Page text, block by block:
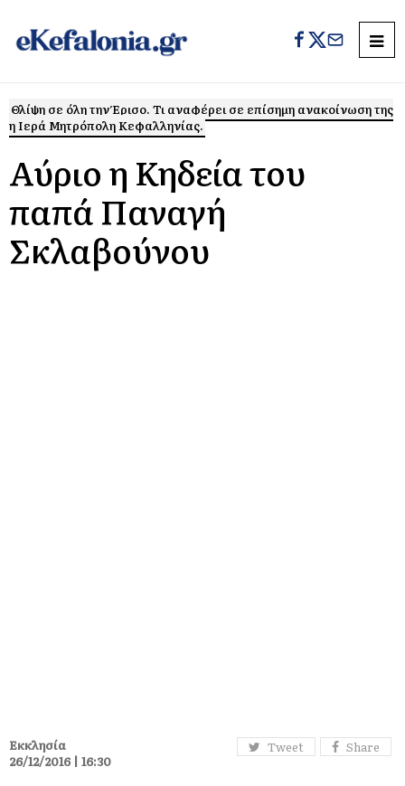
Θλίψη σε όλη την Έρισο. Τι αναφέρει σε επίσημη ανακοίνωση της
η Ιερά Μητρόπολη Κεφαλληνίας.
Αύριο η Κηδεία του
παπά Παναγή
Σκλαβούνου
Tweet Share
Εκκλησία
26/12/2016 | 16:30